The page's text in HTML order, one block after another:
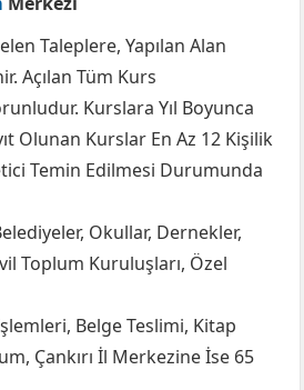
Taleplere, Yapılan Alan
Açılan Tüm Kurs
Kurslara Yıl Boyunca
Olunan Kurslar En Az 12 Kişilik
Temin Edilmesi Durumunda
Okullar, Dernekler,
Toplum Kuruluşları, Özel
Belge Teslimi, Kitap
Çankırı İl Merkezine İse 65